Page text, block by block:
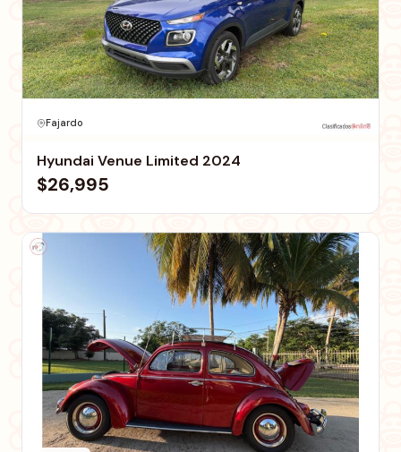
Fajardo
Hyundai Venue Limited 2024
$26,995